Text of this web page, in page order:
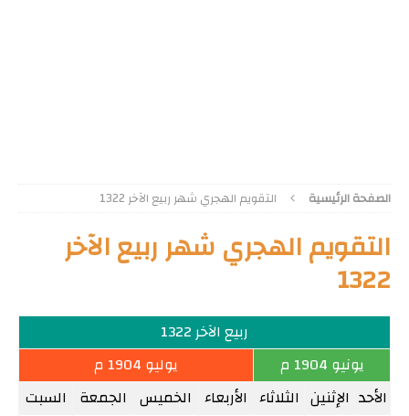
الصفحة الرئيسية التقويم الهجري شهر ربيع الآخر 1322
التقويم الهجري شهر ربيع الآخر
1322
ربيع الآخر 1322
يونيو 1904 م
يوليو 1904 م
الأحد الإثنين الثلاثاء الأربعاء الخميس الجمعة السبت